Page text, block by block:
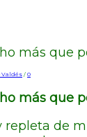
más que
Valdés / 0
más que
repleta de